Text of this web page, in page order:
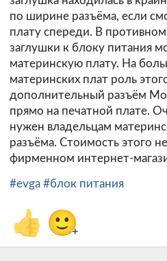
по ширине разъёма, если
плату спереди. В
заглушки к блоку питания
материнскую плату. На
материнских плат роль
дополнительный разъём
прямо на печатной плате.
нужен владельцам
разъёма. Стоимость этого
фирменном интернет-
#evga #блок питания
👍 🙂+